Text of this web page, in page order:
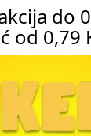
do
od 0,79